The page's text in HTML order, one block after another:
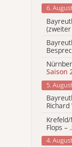
6.
Saison
5.
Flops – „
4.